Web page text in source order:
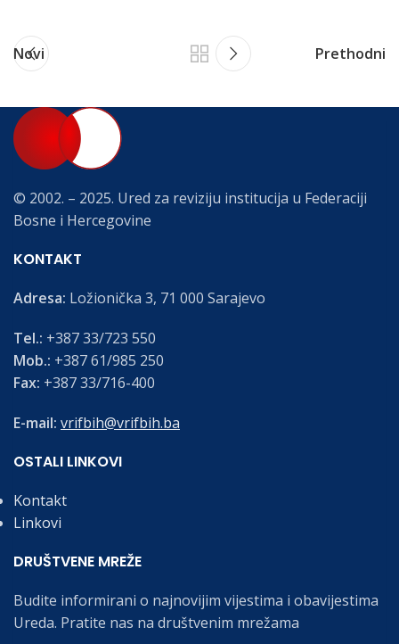
Novi Prethodni
© 2002. – 2025. Ured za reviziju institucija u Federaciji
Bosne i Hercegovine
KONTAKT
Adresa: Ložionička 3, 71 000 Sarajevo
Tel.: +387 33/723 550
Mob.: +387 61/985 250
Fax: +387 33/716-400
E-mail: vrifbih@vrifbih.ba
OSTALI LINKOVI
Kontakt
Linkovi
DRUŠTVENE MREŽE
Budite informirani o najnovijim vijestima i obavijestima
Ureda. Pratite nas na društvenim mrežama